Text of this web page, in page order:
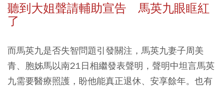
聽到大姐聲請輔助宣告 馬英九眼眶紅
了
而馬英九是否失智問題引發關注，馬英九妻子周美
青、胞姊馬以南21日相繼發表聲明，聲明中坦言馬英
九需要醫療照護，盼他能真正退休、安享餘年。也有